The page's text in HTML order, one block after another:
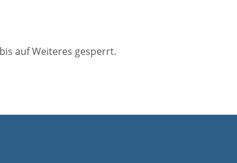
auf Weiteres gesperrt.